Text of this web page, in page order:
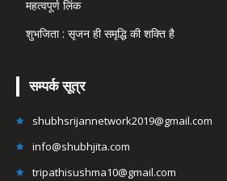
महत्वपूर्ण लिंक
शुभजिता : सृजन ही समृद्धि की शक्ति है
सम्पर्क सूत्र
shubhsrijannetwork2019@gmail.com
info@shubhjita.com
tripathisushma10@gmail.com